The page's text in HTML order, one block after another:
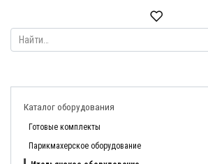
Search
for:
Каталог оборудования
Готовые комплекты
Парикмахерское оборудование